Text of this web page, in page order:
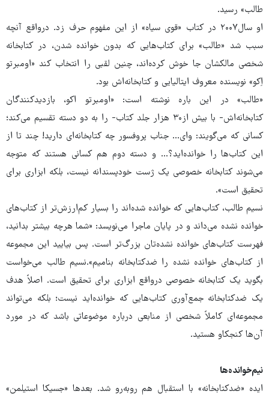
طالب» رسید.
او سال۲۰۰۷ در کتاب «قوی سیاه» از این مفهوم حرف زد. درواقع آنچه
سبب شد «طالب» برای کتاب‌هایی که بدون خوانده شدن، در کتابخانه
شخصی مالکشان جا خوش کرده‌اند، چنین لقبی را انتخاب کند «اومبرتو
اِکو» نویسنده معروف ایتالیایی و کتابخانه‌اش بود.
«طالب» در این باره نوشته است: «اومبرتو اکو، بازدیدکنندگان
کتابخانه‌اش- با بیش از۳۰ هزار جلد کتاب- را به دو دسته تقسیم می‌کند؛
کسانی که می‌گویند: وای... جناب پروفسور چه کتابخانه‌ای دارید! چند تا از
این کتاب‌ها را خوانده‌اید؟... و دسته دوم هم کسانی هستند که متوجه
می‌شوند کتابخانه خصوصی یک ژست خودپسندانه نیست، بلکه ابزاری برای
تحقیق است».
نسیم طالب، کتاب‌هایی که خوانده شده‌اند را بسیار کم‌ارزش‌تر از کتاب‌های
خوانده نشده می‌داند و در پایان ماجرا می‌نویسد: «شما هرچه بیشتر بدانید،
فهرست کتاب‌های خوانده نشده‌تان بزرگ‌تر است. پس بیایید این مجموعه
از کتاب‌های خوانده نشده را ضدکتابخانه بنامیم».نسیم طالب می‌خواست
بگوید یک کتابخانه خصوصی درواقع ابزاری برای تحقیق است. اصلاً هدف
یک ضدکتابخانه جمع‌آوری کتاب‌هایی که خوانده‌اید نیست؛ بلکه می‌تواند
مجموعه‌ای کاملاً شخصی از منابعی درباره موضوعاتی باشد که در مورد
آن‌ها کنجکاو هستید.
نیم‌خوانده‌ها
ایده «ضدکتابخانه» با استقبال هم روبه‌رو شد. بعدها «جسیکا استیلمن»